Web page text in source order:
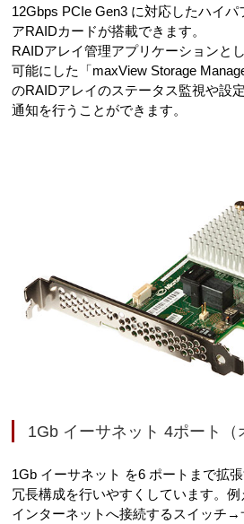
12Gbps PCIe Gen3 に対応したハイパ
アRAIDカードが搭載できます。
RAIDアレイ管理アプリケーションと
可能にした「maxView Storage
のRAIDアレイのステータス監視や設
通知を行うことができます。
1Gb イーサネット 4ポート（
1Gb イーサネット を6 ポートまで拡
冗長構成を行いやすくしています。
インターネットへ接続するスイッチ